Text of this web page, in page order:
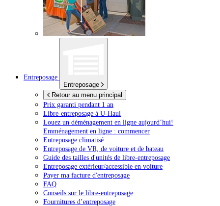
Entreposage
Entreposage
Retour au menu principal
Prix garanti pendant 1 an
Libre-entreposage à U-Haul
Louez un déménagement en ligne aujourd’hui!
Emménagement en ligne : commencer
Entreposage climatisé
Entreposage de VR, de voiture et de bateau
Guide des tailles d'unités de libre-entreposage
Entreposage extérieur/accessible en voiture
Payer ma facture d'entreposage
FAQ
Conseils sur le libre-entreposage
Fournitures d’entreposage